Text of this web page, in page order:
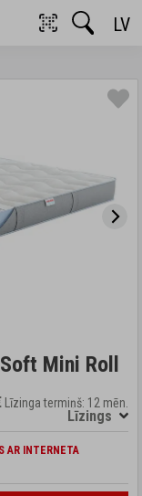
LV
Mini Roll
Līzinga termiņš: 12 mēn.
Līzings
AR INTERNETA